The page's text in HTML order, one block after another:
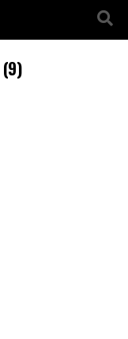
(9)